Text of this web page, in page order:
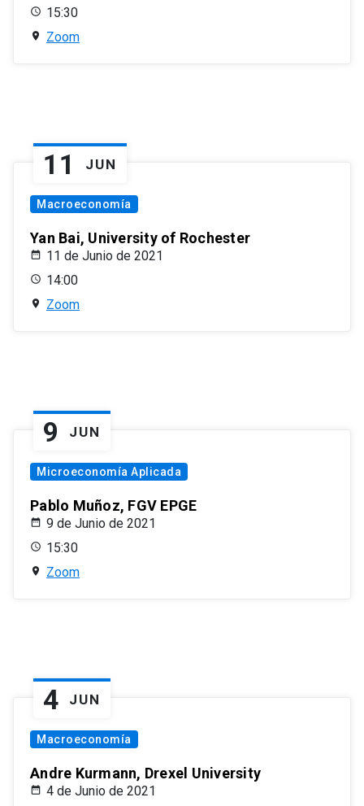
15:30
Zoom
11 JUN
Macroeconomía
Yan Bai, University of Rochester
11 de Junio de 2021
14:00
Zoom
9 JUN
Microeconomía Aplicada
Pablo Muñoz, FGV EPGE
9 de Junio de 2021
15:30
Zoom
4 JUN
Macroeconomía
Andre Kurmann, Drexel University
4 de Junio de 2021